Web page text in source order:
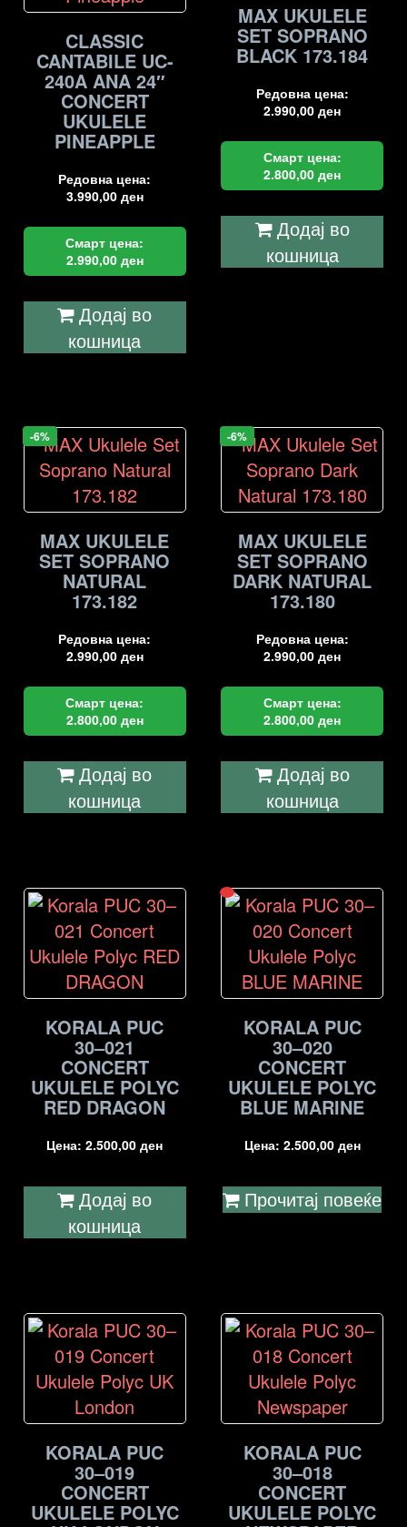
CLASSIC
CANTABILE UC-
240A ANA 24″
CONCERT
UKULELE
PINEAPPLE
Редовна цена:
3.990,00 ден
Смарт цена:
2.990,00 ден
Додај во
кошница
MAX UKULELE
SET SOPRANO
BLACK 173.184
Редовна цена:
2.990,00ден
Смарт цена:
2.800,00ден
Додај во
кошница
-6%
MAX UKULELE
SET SOPRANO
NATURAL
173.182
Редовна цена:
2.990,00 ден
Смарт цена:
2.800,00 ден
Додај во
кошница
-6%
MAX UKULELE
SET SOPRANO
DARK NATURAL
173.180
Редовна цена:
2.990,00ден
Смарт цена:
2.800,00ден
Додај во
кошница
KORALA PUC
30–021
CONCERT
UKULELE POLYC
RED DRAGON
Цена:2.500,00ден
Додај во
кошница
KORALA PUC
30–020
CONCERT
UKULELE POLYC
BLUE MARINE
Цена: 2.500,00 ден
Прочитај повеќе
KORALA PUC
30–019
CONCERT
UKULELE POLYC
KORALA PUC
30–018
CONCERT
UKULELE POLYC